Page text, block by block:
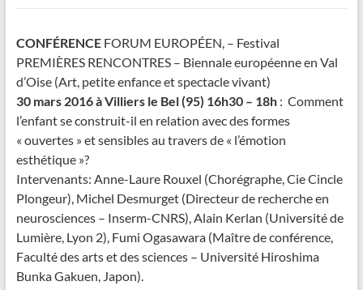
CONFÉRENCE FORUM EUROPÉEN, – Festival
PREMIÈRES RENCONTRES – Biennale européenne en Val
d’Oise (Art, petite enfance et spectacle vivant)
30 mars 2016 à Villiers le Bel (95) 16h30 – 18h: Comment
l’enfant se construit-il en relation avec des formes
« ouvertes » et sensibles au travers de « l’émotion
esthétique »?
Intervenants: Anne-Laure Rouxel (Chorégraphe, Cie Cincle
Plongeur), Michel Desmurget (Directeur de recherche en
neurosciences – Inserm-CNRS), Alain Kerlan (Université de
Lumière, Lyon 2), Fumi Ogasawara (Maître de conférence,
Faculté des arts et des sciences – Université Hiroshima
Bunka Gakuen, Japon).